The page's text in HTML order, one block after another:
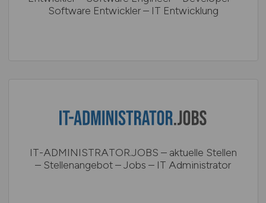
Software Entwickler – IT Entwicklung
IT-ADMINISTRATOR.JOBS – aktuelle Stellen
– Stellenangebot – Jobs – IT Administrator